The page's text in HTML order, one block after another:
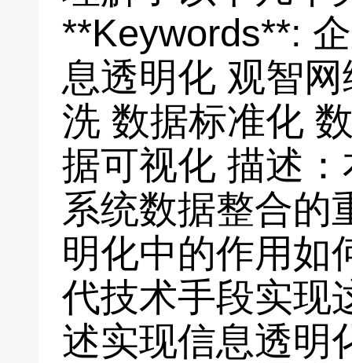
**Keywords**:
息透明化 观智
洗 数据标准化
据可视化 描述
系统数据整合的
明化中的作用如
代技术手段实现
述实现信息透明